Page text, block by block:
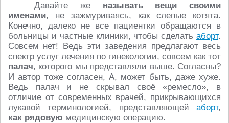
Давайте же называть вещи своими
именами, не зажмуриваясь, как слепые котята.
Конечно, далеко не все пациентки обращаются в
больницы и частные клиники, чтобы сделать аборт.
Совсем нет! Ведь эти заведения предлагают весь
спектр услуг лечения по гинекологии, совсем как тот
палач, которого мы представляли выше. Согласны?
И автор тоже согласен, А, может быть, даже хуже.
Ведь палач и не скрывал своё «ремесло», в
отличие от современных врачей, прикрывающихся
лукавой терминологией, представляющей аборт,
как рядовую медицинскую операцию.